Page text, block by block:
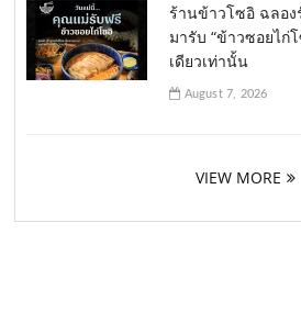
ร้านข้าวโซอิ ฉลอ
มารับ “ข้าวซอยไก่
เดียวเท่านั้น
August 7, 2026
VIEW MORE